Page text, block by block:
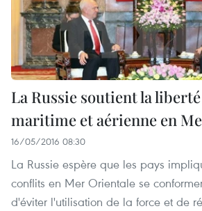
La Russie soutient la
maritime et aérienne en
16/05/2016 08:30
La Russie espère que les pays
conflits en Mer Orientale se
d'éviter l'utilisation de la force et de